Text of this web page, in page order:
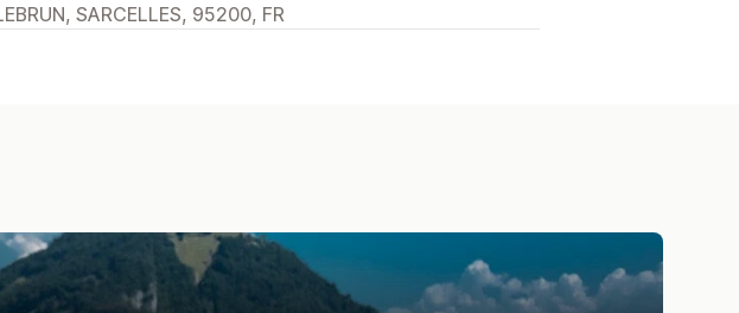
SARCELLES, 95200, FR